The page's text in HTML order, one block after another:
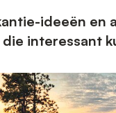
ideeën en
interessant